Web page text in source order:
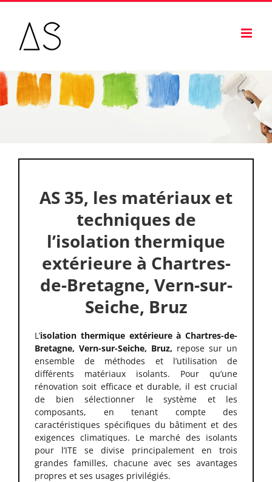
Passer
contenu
AS 35, les matériaux et
techniques de
l’isolation thermique
extérieure à Chartres-
de-Bretagne, Vern-sur-
Seiche, Bruz
L’isolation thermique extérieure à Chartres-de-
Bretagne, Vern-sur-Seiche, Bruz, repose sur un
ensemble de méthodes et l’utilisation de
différents matériaux isolants. Pour qu’une
rénovation soit efficace et durable, il est crucial
de bien sélectionner le système et les
composants, en tenant compte des
caractéristiques spécifiques du bâtiment et des
exigences climatiques. Le marché des isolants
pour l’ITE se divise principalement en trois
grandes familles, chacune avec ses avantages
propres et ses usages privilégiés.